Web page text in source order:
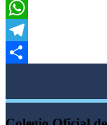
Email
WhatsApp
Telegram